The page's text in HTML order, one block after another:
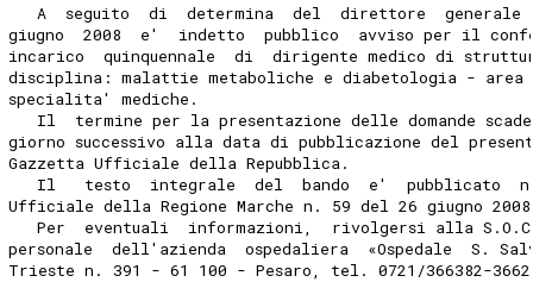
A  seguito  di  determina  del  direttore  generale
giugno  2008  e'  indetto  pubblico  avviso per il
incarico  quinquennale  di  dirigente medico di
disciplina: malattie metaboliche e diabetologia - area
specialita' mediche.
Il  termine per la presentazione delle domande
giorno successivo alla data di pubblicazione del
Gazzetta Ufficiale della Repubblica.
Il   testo  integrale  del  bando  e'  pubblicato
Ufficiale della Regione Marche n. 59 del 26 giugno
Per  eventuali  informazioni,  rivolgersi alla
personale  dell'azienda  ospedaliera  «Ospedale  S.
Trieste n. 391 - 61 100 - Pesaro, tel. 0721/366382-